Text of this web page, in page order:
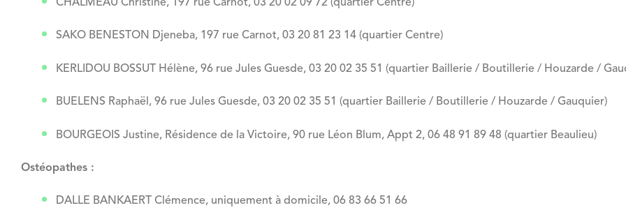
CHALMEAU Christine, 197 rue Carnot, 03 20 02 09 72 (quartier Centre)
SAKO BENESTON Djeneba, 197 rue Carnot, 03 20 81 23 14 (quartier Centre)
KERLIDOU BOSSUT Hélène, 96 rue Jules Guesde, 03 20 02 35 51 (quartier Baillerie / Boutillerie / Houzarde /
BUELENS Raphaël, 96 rue Jules Guesde, 03 20 02 35 51 (quartier Baillerie / Boutillerie / Houzarde / Gauquier)
BOURGEOIS Justine, Résidence de la Victoire, 90 rue Léon Blum, Appt 2, 06 48 91 89 48 (quartier Beaulieu)
Ostéopathes :
DALLE BANKAERT Clémence, uniquement à domicile, 06 83 66 51 66